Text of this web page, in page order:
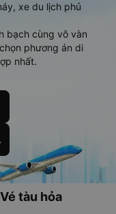
xe du lịch phủ
bạch cùng vô vàn
phương án di
nhất.
Vé tàu hỏa